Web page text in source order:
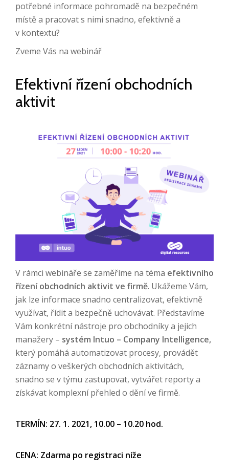
potřebné informace pohromadě na bezpečném
místě a pracovat s nimi snadno, efektivně a
v kontextu?
Zveme Vás na webinář
Efektivní řízení obchodních
aktivit
V rámci webináře se zaměříme na téma efektivního
řízení obchodních aktivit ve firmě. Ukážeme Vám,
jak lze informace snadno centralizovat, efektivně
využívat, řídit a bezpečně uchovávat. Představíme
Vám konkrétní nástroje pro obchodníky a jejich
manažery – systém Intuo – Company Intelligence,
který pomáhá automatizovat procesy, provádět
záznamy o veškerých obchodních aktivitách,
snadno se v týmu zastupovat, vytvářet reporty a
získávat komplexní přehled o dění ve firmě.
TERMÍN: 27. 1. 2021, 10.00 – 10.20 hod.
CENA: Zdarma po registraci níže